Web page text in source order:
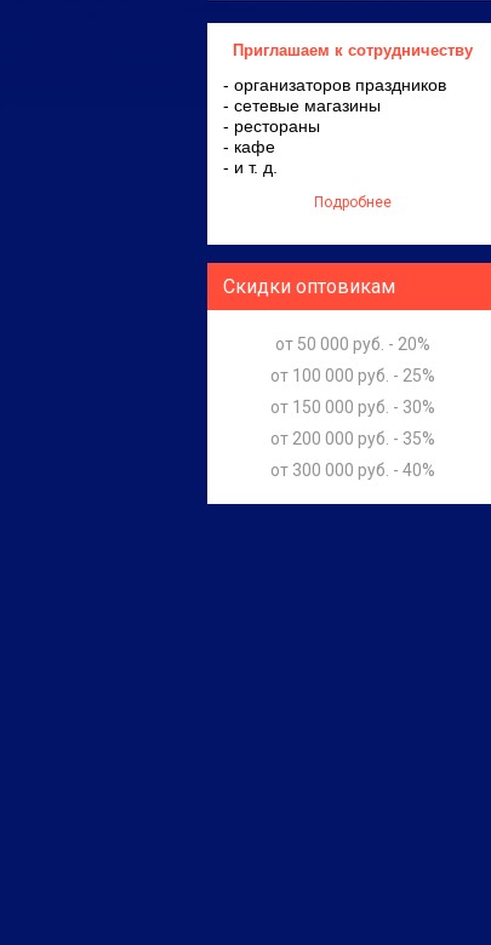
Приглашаем к сотрудничеству
- организаторов праздников
- сетевые магазины
- рестораны
- кафе
- и т. д.
Подробнее
Скидки оптовикам
от 50 000 руб. - 20%
от 100 000 руб. - 25%
от 150 000 руб. - 30%
от 200 000 руб. - 35%
от 300 000 руб. - 40%